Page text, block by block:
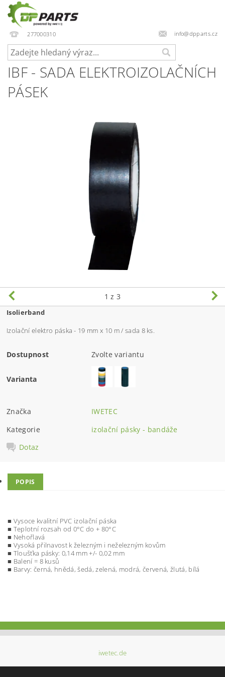
277000310 info@dpparts.cz
IBF - SADA ELEKTROIZOLAČNÍCH
PÁSEK
1 z 3
Isolierband
Izolační elektro páska - 19 mm x 10 m / sada 8 ks.
Dostupnost Zvolte variantu
Varianta
Značka
IWETEC
Kategorie
izolační pásky - bandáže
Dotaz
POPIS
■ Vysoce kvalitní PVC izolační páska
■ Teplotní rozsah od 0°C do + 80°C
■ Nehořlavá
■ Vysoká přilnavost k železným i neželezným kovům
■ Tloušťka pásky: 0,14 mm +/- 0,02 mm
■ Balení = 8 kusů
■ Barvy: černá, hnědá, šedá, zelená, modrá, červená, žlutá, bílá
iwetec.de